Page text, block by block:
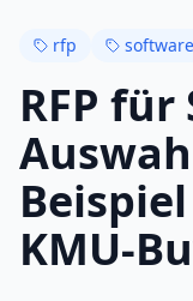
rfp
RFP
KMU-